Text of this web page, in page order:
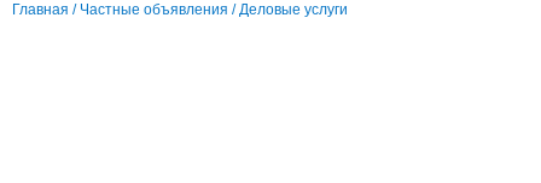
Главная / Частные объявления /Деловые услуги